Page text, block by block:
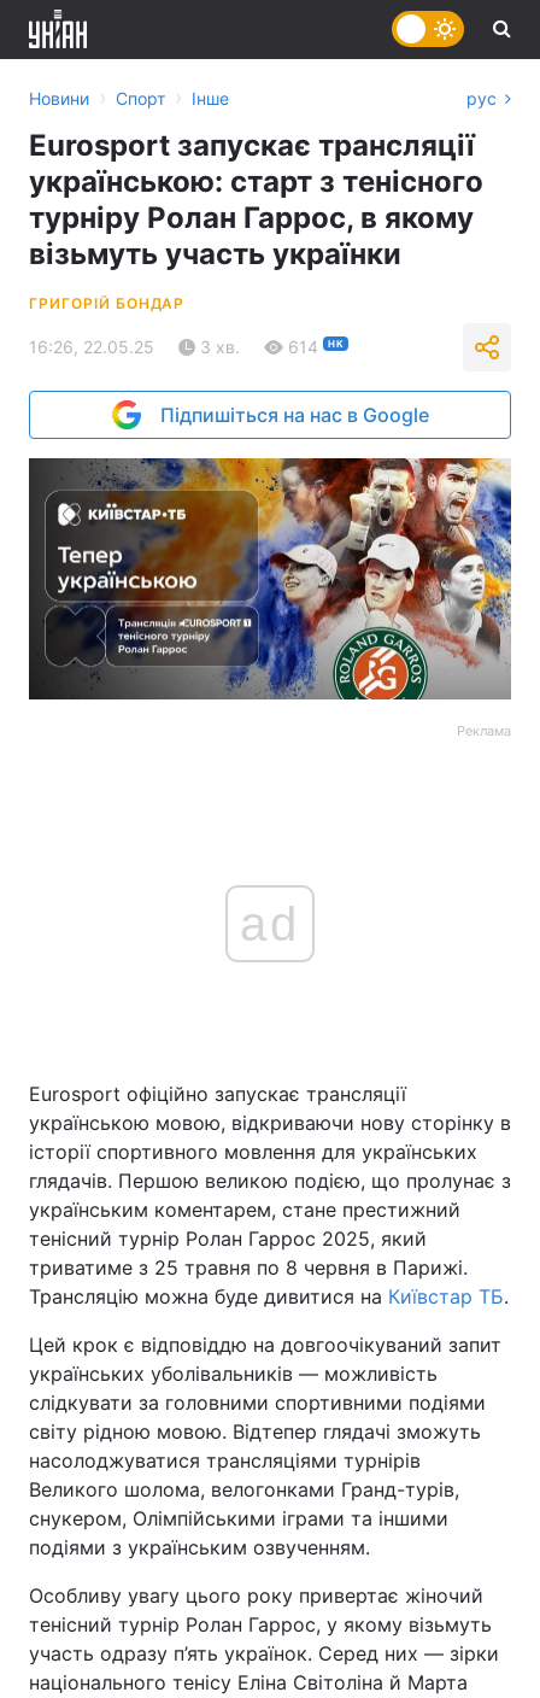
Головна Війна
Україна Політика
Економіка Світ
Спорт Наука
Техно і зв'язок Лайт
Зброя Інциденти
Здоров'я Туризм
Цікавинки Погода
Екологія Регіони
Лонгріди
Новини › Спорт › Інше рус
Eurosport запускає трансляції
українською: старт з тенісного
турніру Ролан Гаррос, в якому
візьмуть участь українки
ГРИГОРІЙ БОНДАР
16:26, 22.05.25 3 хв. 614 НК
Підпишіться на нас в Google
Реклама
ad
Eurosport офіційно запускає трансляції
українською мовою, відкриваючи нову сторінку в
історії спортивного мовлення для українських
глядачів. Першою великою подією, що пролунає з
українським коментарем, стане престижний
тенісний турнір Ролан Гаррос 2025, який
триватиме з 25 травня по 8 червня в Парижі.
Трансляцію можна буде дивитися на Київстар ТБ.
Цей крок є відповіддю на довгоочікуваний запит
українських уболівальників — можливість
слідкувати за головними спортивними подіями
світу рідною мовою. Відтепер глядачі зможуть
насолоджуватися трансляціями турнірів
Великого шолома, велогонками Гранд-турів,
снукером, Олімпійськими іграми та іншими
подіями з українським озвученням.
Особливу увагу цього року привертає жіночий
тенісний турнір Ролан Гаррос, у якому візьмуть
участь одразу п’ять українок. Серед них — зірки
національного тенісу Еліна Світоліна й Марта